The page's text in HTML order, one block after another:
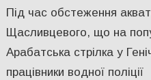
Під час обстеження
Щасливцевого, що на
Арабатська стрілка у
працівники водної поліції